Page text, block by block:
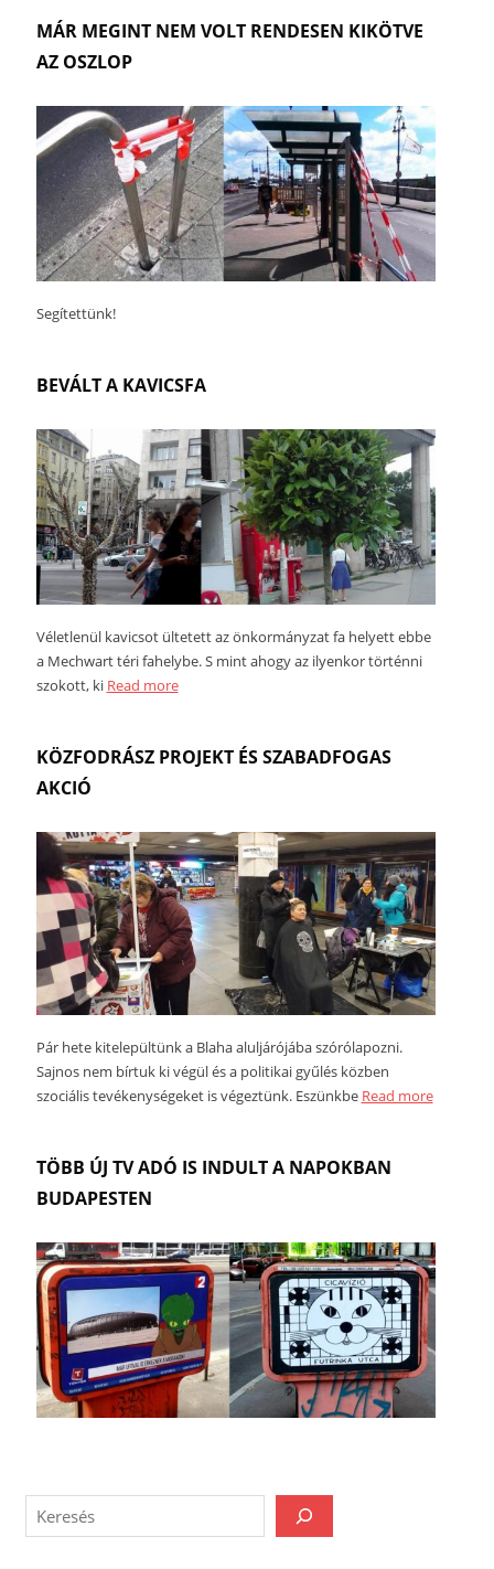
MÁR MEGINT NEM VOLT RENDESEN KIKÖTVE
AZ OSZLOP
Segítettünk!
BEVÁLT A KAVICSFA
Véletlenül kavicsot ültetett az önkormányzat fa helyett ebbe
a Mechwart téri fahelybe. S mint ahogy az ilyenkor történni
szokott, ki Read more
KÖZFODRÁSZ PROJEKT ÉS SZABADFOGAS
AKCIÓ
Pár hete kitelepültünk a Blaha aluljárójába szórólapozni.
Sajnos nem bírtuk ki végül és a politikai gyűlés közben
szociális tevékenységeket is végeztünk. Eszünkbe Read more
TÖBB ÚJ TV ADÓ IS INDULT A NAPOKBAN
BUDAPESTEN
ÖNKORMÁNYZATI
BLOG